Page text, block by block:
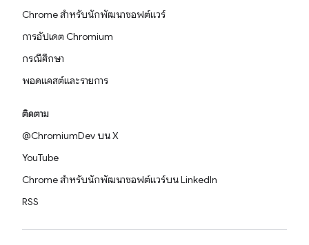
Chrome สำหรับนักพัฒนาซอฟต์แวร์
การอัปเดต Chromium
กรณีศึกษา
พอดแคสต์และรายการ
ติดตาม
@ChromiumDev บน X
YouTube
Chrome สำหรับนักพัฒนาซอฟต์แวร์บน LinkedIn
RSS